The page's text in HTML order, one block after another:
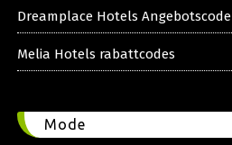
Dreamplace Hotels Angebotscode
Melia Hotels rabattcodes
Mode